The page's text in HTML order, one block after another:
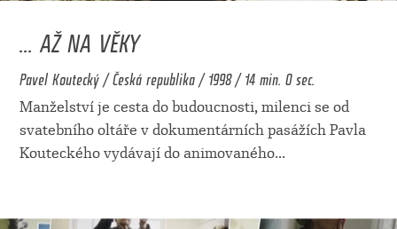
... AŽ NA VĚKY
Pavel Koutecký / Česká republika / 1998 / 14 min. 0 sec.
Manželství je cesta do budoucnosti, milenci se od
svatebního oltáře v dokumentárních pasážích Pavla
Kouteckého vydávají do animovaného...